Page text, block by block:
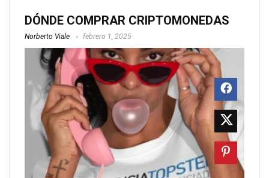
DÓNDE COMPRAR CRIPTOMONEDAS
Norberto Viale febrero 1, 2025